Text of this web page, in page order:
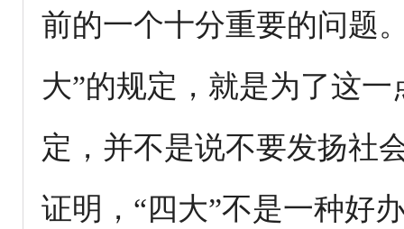
前的一个十分重要的问题
大”的规定，就是为了这
定，并不是说不要发扬社
证明，“四大”不是一种好